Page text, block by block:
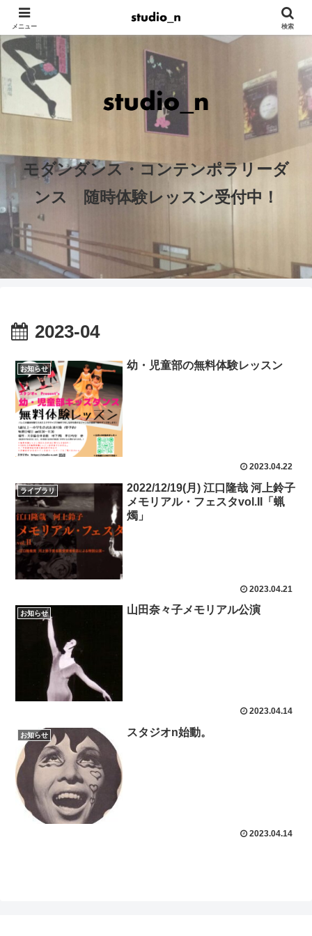
モダンダンス・コンテンポラリーダ
ンス 随時体験レッスン受付中！
2023-04
お知らせ 幼・児童部の無料体験レッスン
2023.04.22
ライブラリ
2022/12/19(月) 江口隆哉 河上鈴子
メモリアル・フェスタvol.II「蝋
燭」
2023.04.21
お知らせ 山田奈々子メモリアル公演
2023.04.14
お知らせ スタジオn始動。
2023.04.14
メニュー 検索